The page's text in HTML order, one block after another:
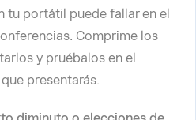
tu portátil puede fallar en el
Comprime los
y pruébalos en el
presentarás.